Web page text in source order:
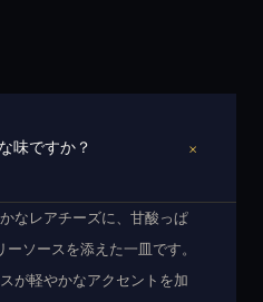
味ですか？ +
なレアチーズに、甘酸っぱ
ソースを添えた一皿です。
が軽やかなアクセントを加